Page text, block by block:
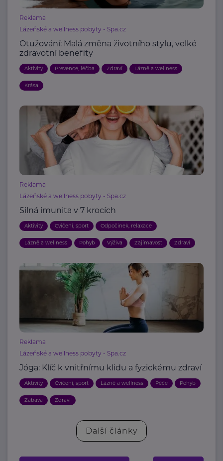
Reklama
Lázeňské a wellness pobyty - Spa.cz
Otužování: Malá změna životního stylu, velké
zdravotní benefity
Aktivity Prevence, léčba Zdraví Lázně a wellness
Krása
Reklama
Lázeňské a wellness pobyty - Spa.cz
Silná imunita v 7 krocích
Aktivity Cvičení, sport Odpočinek, relaxace
Lázně a wellness Pohyb Výživa Zajímavost Zdraví
Reklama
Lázeňské a wellness pobyty - Spa.cz
Jóga: Klíč k vnitřnímu klidu a fyzickému zdraví
Aktivity Cvičení, sport Lázně a wellness Péče Pohyb
Zábava Zdraví
Další články